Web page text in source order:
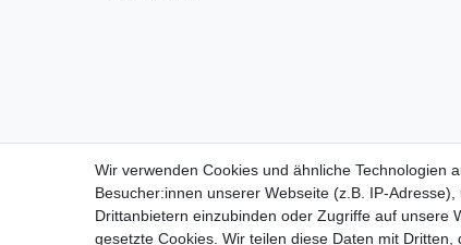
Wir verwenden Cookies und ähnliche Technologien
Besucher:innen unserer Webseite (z.B. IP-
Drittanbietern einzubinden oder Zugriffe auf unsere
gesetzte Cookies. Wir teilen diese Daten mit Dritten,